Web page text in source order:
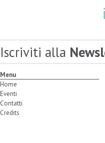
Iscriviti alla
Menu
Home
Eventi
Contatti
Credits